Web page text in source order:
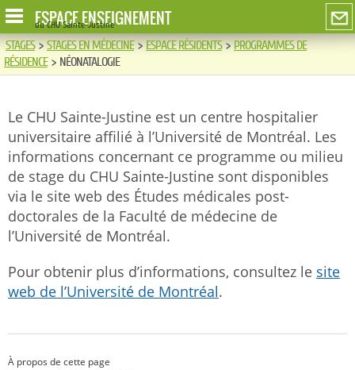
ESPACE ENSEIGNEMENT
du CHU Sainte-Justine
STAGES>STAGES EN MÉDECINE>ESPACE RÉSIDENTS>PROGRAMMES DE
RÉSIDENCE > NÉONATALOGIE
Le CHU Sainte-Justine est un centre hospitalier
universitaire affilié à l’Université de Montréal. Les
informations concernant ce programme ou milieu
de stage du CHU Sainte-Justine sont disponibles
via le site web des Études médicales post-
doctorales de la Faculté de médecine de
l’Université de Montréal.
Pour obtenir plus d’informations, consultez le site
web de l’Université de Montréal.
À propos de cette page